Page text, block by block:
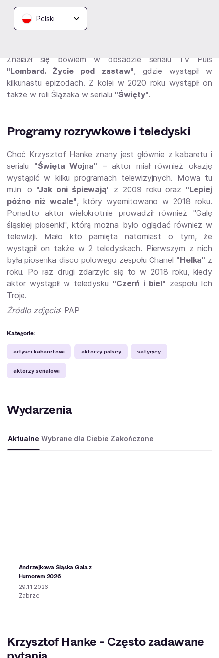
Polski
także w 2. części filmu
który pojawił się w 2020 roku. Aktor zagrał w nim się w
Znalazł się bowiem w obsadzie serialu TV Puls
"Lombard. Życie pod zastaw", gdzie wystąpił w
kilkunastu epizodach. Z kolei w 2020 roku wystąpił on
także w roli Ślązaka w serialu "Święty".
Programy rozrywkowe i teledyski
Choć Krzysztof Hanke znany jest głównie z kabaretu i
serialu "Święta Wojna" – aktor miał również okazję
wystąpić w kilku programach telewizyjnych. Mowa tu
m.in. o "Jak oni śpiewają" z 2009 roku oraz "Lepiej
późno niż wcale", który wyemitowano w 2018 roku.
Ponadto aktor wielokrotnie prowadził również "Galę
śląskiej piosenki", którą można było oglądać również w
telewizji. Mało kto pamięta natomiast o tym, że
wystąpił on także w 2 teledyskach. Pierwszym z nich
była piosenka disco polowego zespołu Chanel "Helka" z
roku. Po raz drugi zdarzyło się to w 2018 roku, kiedy
aktor wystąpił w teledysku "Czerń i biel" zespołu Ich
Troje.
Źródło zdjęcia: PAP
Kategorie:
artysci kabaretowi aktorzy polscy satyrycy
aktorzy serialowi
Wydarzenia
Aktualne Wybrane dla Ciebie Zakończone
Andrzejkowa Śląska Gala z
Humorem 2026
29.11.2026
Zabrze
Krzysztof Hanke - Często zadawane